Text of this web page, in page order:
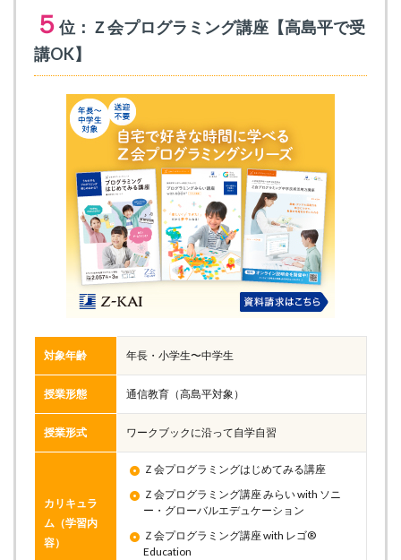
５ 位：Ｚ会プログラミング講座【高島平で受
講OK】
対象年齢 年長・小学生〜中学生
授業形態 通信教育（高島平対象）
授業形式 ワークブックに沿って自学自習
カリキュラ
ム（学習内
容）
Ｚ会プログラミングはじめてみる講座
Ｚ会プログラミング講座 みらい with ソニ
ー・グローバルエデュケーション
Ｚ会プログラミング講座 with レゴ®
Education